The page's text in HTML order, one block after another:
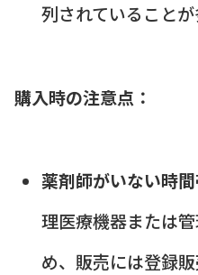
列されていることが
購入時の注意点：
薬剤師がいない時間
理医療機器または
め、販売には登録